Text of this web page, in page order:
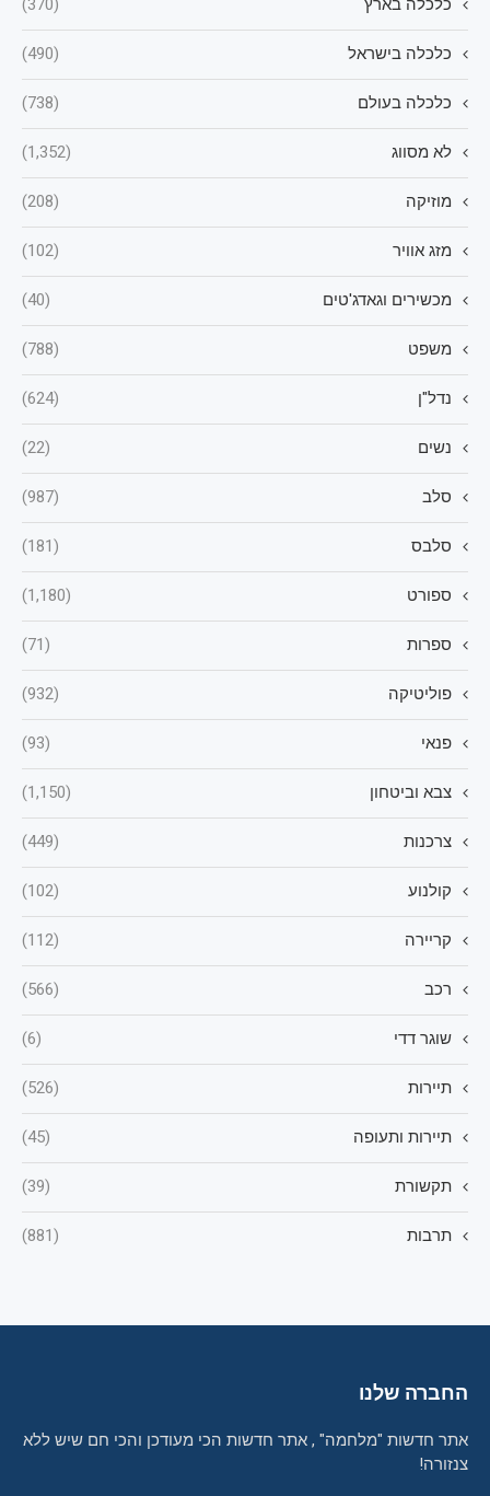
כלכלה בארץ (370)
כלכלה בישראל (490)
כלכלה בעולם (738)
לא מסווג (1,352)
מוזיקה (208)
מזג אוויר (102)
מכשירים וגאדג'טים (40)
משפט (788)
נדל"ן (624)
נשים (22)
סלב (987)
סלבס (181)
ספורט (1,180)
ספרות (71)
פוליטיקה (932)
פנאי (93)
צבא וביטחון (1,150)
צרכנות (449)
קולנוע (102)
קריירה (112)
רכב (566)
שוגר דדי (6)
תיירות (526)
תיירות ותעופה (45)
תקשורת (39)
תרבות (881)
החברה שלנו
אתר חדשות "מלחמה" , אתר חדשות הכי מעודכן והכי חם שיש ללא
צנזורה!